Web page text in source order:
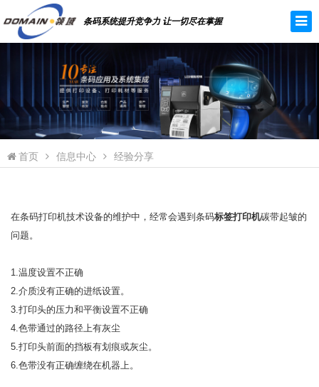
条码系统提升竞争力 让一切尽在掌握
首页 信息中心 经验分享
在条码打印机技术设备的维护中，经常会遇到条码标签打印机碳带起皱的
问题。
1.温度设置不正确
2.介质没有正确的进纸设置。
3.打印头的压力和平衡设置不正确
4.色带通过的路径上有灰尘
5.打印头前面的挡板有划痕或灰尘。
6.色带没有正确缠绕在机器上。